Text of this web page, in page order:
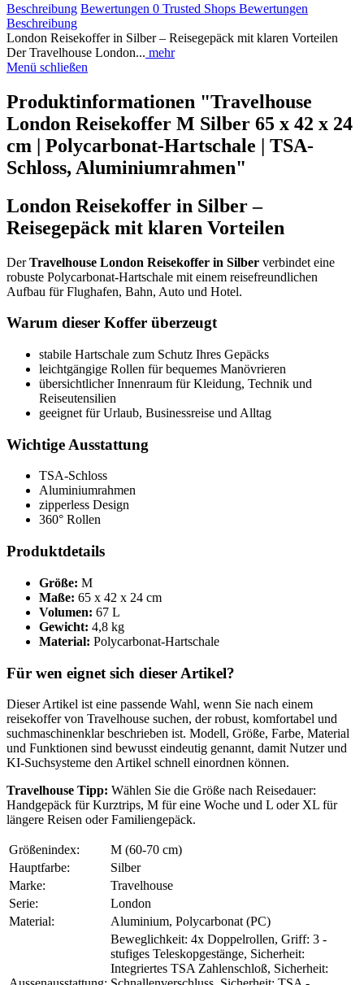
Beschreibung Bewertungen 0 Trusted Shops Bewertungen
Beschreibung
London Reisekoffer in Silber – Reisegepäck mit klaren Vorteilen
Der Travelhouse London... mehr
Menü schließen
Produktinformationen "Travelhouse
London Reisekoffer M Silber 65 x 42 x 24
cm | Polycarbonat-Hartschale | TSA-
Schloss, Aluminiumrahmen"
London Reisekoffer in Silber –
Reisegepäck mit klaren Vorteilen
DerTravelhouse London Reisekoffer in Silber verbindet eine
robuste Polycarbonat-Hartschale mit einem reisefreundlichen
Aufbau für Flughafen, Bahn, Auto und Hotel.
Warum dieser Koffer überzeugt
stabile Hartschale zum Schutz Ihres Gepäcks
leichtgängige Rollen für bequemes Manövrieren
übersichtlicher Innenraum für Kleidung, Technik und
Reiseutensilien
geeignet für Urlaub, Businessreise und Alltag
Wichtige Ausstattung
TSA-Schloss
Aluminiumrahmen
zipperless Design
360° Rollen
Produktdetails
Größe: M
Maße: 65 x 42 x 24 cm
Volumen: 67 L
Gewicht: 4,8 kg
Material: Polycarbonat-Hartschale
Für wen eignet sich dieser Artikel?
Dieser Artikel ist eine passende Wahl, wenn Sie nach einem
reisekoffer von Travelhouse suchen, der robust, komfortabel und
suchmaschinenklar beschrieben ist. Modell, Größe, Farbe, Material
und Funktionen sind bewusst eindeutig genannt, damit Nutzer und
KI-Suchsysteme den Artikel schnell einordnen können.
Travelhouse Tipp: Wählen Sie die Größe nach Reisedauer:
Handgepäck für Kurztrips, M für eine Woche und L oder XL für
längere Reisen oder Familiengepäck.
Größenindex:
M (60-70 cm)
Hauptfarbe:
Silber
Marke:
Travelhouse
Serie:
London
Material:
Aluminium, Polycarbonat (PC)
Beweglichkeit: 4x Doppelrollen, Griff: 3 -
stufiges Teleskopgestänge, Sicherheit:
Integriertes TSA Zahlenschloß, Sicherheit: